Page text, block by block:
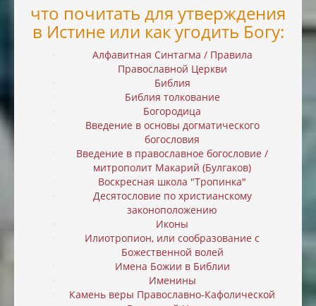
что почитать для утверждения
в Истине или как угодить Богу:
Алфавитная Синтагма / Правила
Православной Церкви
Библия
Библия толкование
Богородица
Введение в основы догматического
богословия
Введение в православное богословие /
митрополит Макарий (Булгаков)
Воскресная школа "Тропинка"
Десятословие по христианскому
законоположению
Иконы
Илиотропион, или cообразование с
Божественной волей
Имена Божии в Библии
Именины
Камень веры Православно-Кафолической